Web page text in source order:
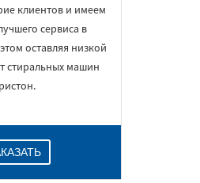
клиентов и имеем
сервиса в
оставляя низкой
стиральных машин